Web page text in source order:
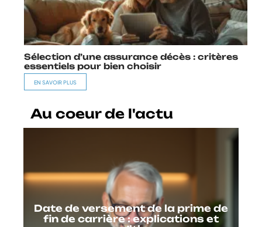
Sélection d’une assurance décès : critères
essentiels pour bien choisir
EN SAVOIR PLUS
Au coeur de l'actu
Date de versement de la prime de
fin de carrière : explications et